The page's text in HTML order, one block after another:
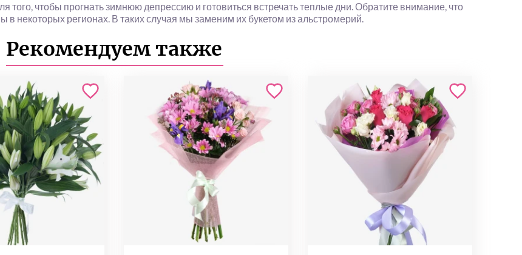
того, чтобы прогнать зимнюю депрессию и готовиться встречать теплые дни. Обратите внимание, что
в некоторых регионах. В таких случая мы заменим их букетом из альстромерий.
Рекомендуем также